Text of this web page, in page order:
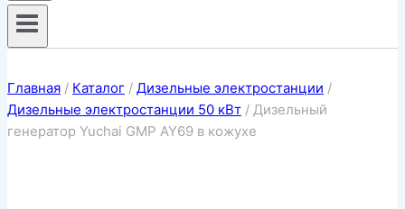
Главная / Каталог / Дизельные электростанции /
Дизельные электростанции 50 кВт / Дизельный
генератор Yuchai GMP AY69 в кожухе